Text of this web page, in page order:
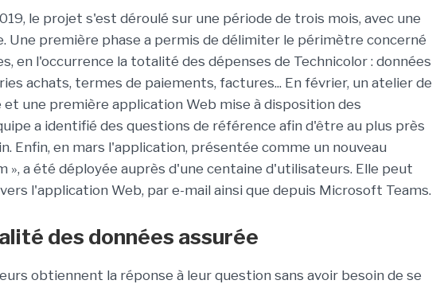
le projet s'est déroulé sur une période de trois mois, avec une
Une première phase a permis de délimiter le périmètre concerné
en l'occurrence la totalité des dépenses de Technicolor : données
achats, termes de paiements, factures... En février, un atelier de
et une première application Web mise à disposition des
a identifié des questions de référence afin d'être au plus près
Enfin, en mars l'application, présentée comme un nouveau
», a été déployée auprès d'une centaine d'utilisateurs. Elle peut
l'application Web, par e-mail ainsi que depuis Microsoft Teams.
des données assurée
obtiennent la réponse à leur question sans avoir besoin de se